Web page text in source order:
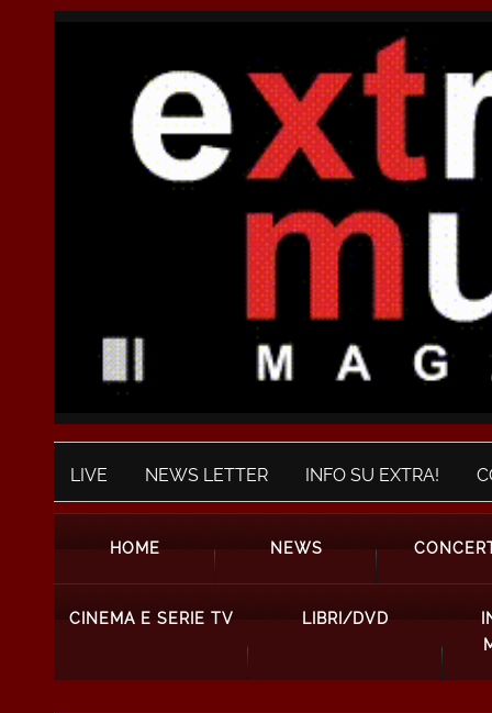
LIVE NEWS LETTER INFO SU EXTRA!
HOME NEWS
CINEMA E SERIE TV LIBRI/DVD